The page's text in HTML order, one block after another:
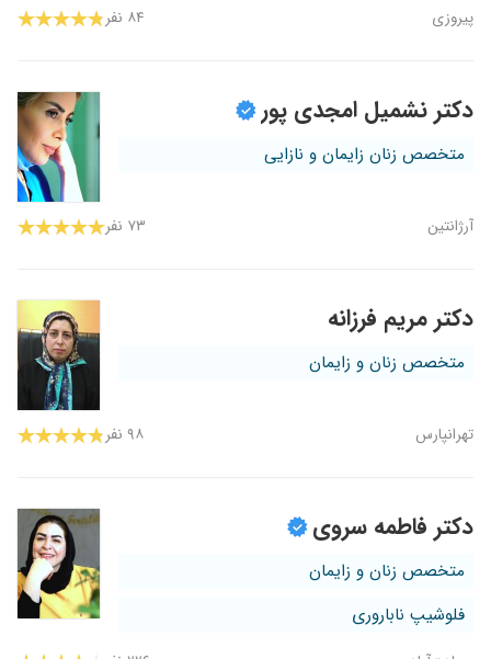
پیروزی ۸۴ نفر
دکتر نشمیل امجدی پور
متخصص زنان زایمان و نازایی
آرژانتین ۷۳ نفر
دکتر مریم فرزانه
متخصص زنان و زایمان
تهرانپارس ۹۸ نفر
دکتر فاطمه سروی
متخصص زنان و زایمان
فلوشیپ ناباروری